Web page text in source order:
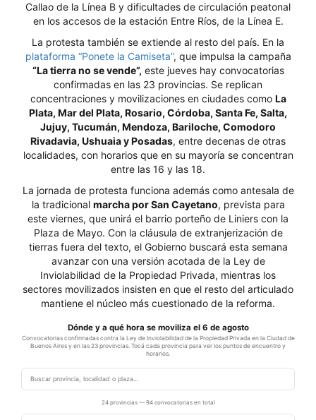
Callao de la Línea B y dificultades de circulación peatonal
en los accesos de la estación Entre Ríos, de la Línea E.
La protesta también se extiende al resto del país. En la
plataforma “Ponete la Camiseta”, que impulsa la campaña
“La tierra no se vende”, este jueves hay convocatorias
confirmadas en las 23 provincias. Se replican
concentraciones y movilizaciones en ciudades como La
Plata, Mar del Plata, Rosario, Córdoba, Santa Fe, Salta,
Jujuy, Tucumán, Mendoza, Bariloche, Comodoro
Rivadavia, Ushuaia y Posadas, entre decenas de otras
localidades, con horarios que en su mayoría se concentran
entre las 16 y las 18.
La jornada de protesta funciona además como antesala de
la tradicional marcha por San Cayetano, prevista para
este viernes, que unirá el barrio porteño de Liniers con la
Plaza de Mayo. Con la cláusula de extranjerización de
tierras fuera del texto, el Gobierno buscará esta semana
avanzar con una versión acotada de la Ley de
Inviolabilidad de la Propiedad Privada, mientras los
sectores movilizados insisten en que el resto del articulado
mantiene el núcleo más cuestionado de la reforma.
Dónde y a qué hora se moviliza el 6 de agosto
Convocatorias confirmadas contra la Ley de Inviolabilidad de la Propiedad Privada en la Ciudad de
Buenos Aires y en las 23 provincias. Tocá cada provincia para ver los puntos de encuentro y
horarios.
24 provincias — 94 convocatorias en total